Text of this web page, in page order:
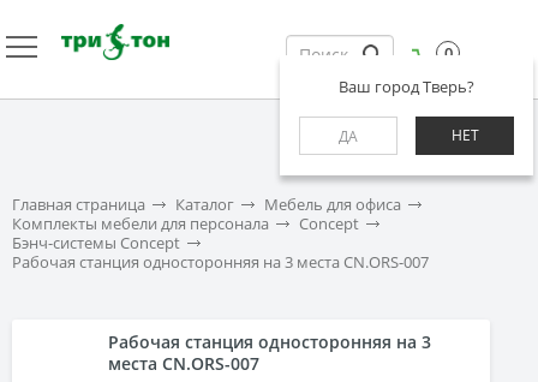
Ваш город Тверь?
ДА НЕТ
0
Главная страница Каталог
Мебель для офиса
Комплекты мебели для персонала
Concept
Бэнч-системы Concept
Рабочая станция односторонняя на 3 места CN.ORS-007
Рабочая станция односторонняя на 3
места CN.ORS-007